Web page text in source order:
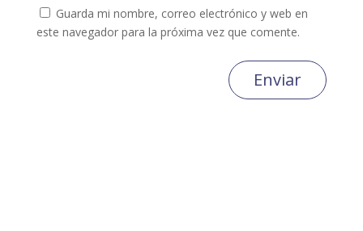
Guarda mi nombre, correo electrónico y web en
este navegador para la próxima vez que comente.
Enviar